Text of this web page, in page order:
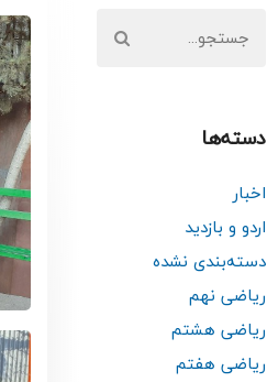
دسته‌ها
اخبار
اردو و بازدید
دسته‌بندی نشده
ریاضی نهم
ریاضی هشتم
ریاضی هفتم